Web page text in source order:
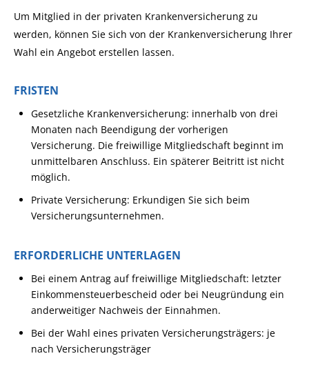
Um Mitglied in der privaten Krankenversicherung zu
werden, können Sie sich von der Krankenversicherung Ihrer
Wahl ein Angebot erstellen lassen.
FRISTEN
Gesetzliche Krankenversicherung: innerhalb von drei
Monaten nach Beendigung der vorherigen
Versicherung. Die freiwillige Mitgliedschaft beginnt im
unmittelbaren Anschluss. Ein späterer Beitritt ist nicht
möglich.
Private Versicherung: Erkundigen Sie sich beim
Versicherungsunternehmen.
ERFORDERLICHE UNTERLAGEN
Bei einem Antrag auf freiwillige Mitgliedschaft: letzter
Einkommensteuerbescheid oder bei Neugründung ein
anderweitiger Nachweis der Einnahmen.
Bei der Wahl eines privaten Versicherungsträgers: je
nach Versicherungsträger